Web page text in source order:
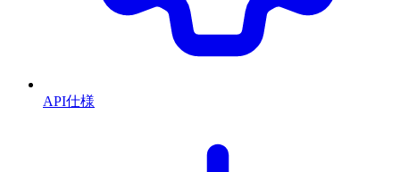
API仕様